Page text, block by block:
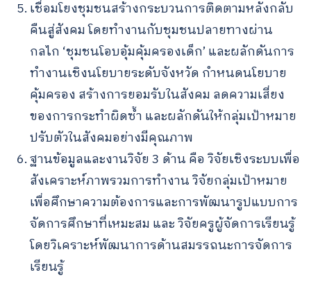
Search
for:
เชื่อมโยงชุมชนสร้างกระบวนการติดตามหลังกลับ
คืนสู่สังคม โดยทำงานกับชุมชนปลายทางผ่าน
กลไก ‘ชุมชนโอบอุ้มคุ้มครองเด็ก’ และผลักดันการ
ทำงานเชิงนโยบายระดับจังหวัด กำหนดนโยบาย
คุ้มครอง สร้างการยอมรับในสังคม ลดความเสี่ยง
ของการกระทำผิดซ้ำ และผลักดันให้กลุ่มเป้าหมาย
ปรับตัวในสังคมอย่างมีคุณภาพ
ฐานข้อมูลและงานวิจัย 3 ด้าน คือ วิจัยเชิงระบบเพื่อ
สังเคราะห์ภาพรวมการทำงาน วิจัยกลุ่มเป้าหมาย
เพื่อศึกษาความต้องการและการพัฒนารูปแบบการ
จัดการศึกษาที่เหมะสม และ วิจัยครูผู้จัดการเรียนรู้
โดยวิเคราะห์พัฒนาการด้านสมรรถนะการจัดการ
เรียนรู้